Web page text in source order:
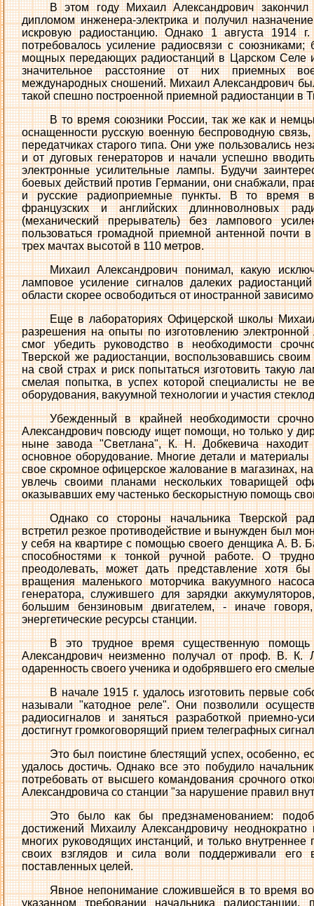
В этом году Михаил Александрович закончил
дипломом инженера-электрика и получил
искровую радиостанцию. Однако 1 августа 1914
потребовалось усиление радиосвязи с союзниками;
мощных передающих радиостанций в Царском Селе
значительное расстояние от них приемных
международных сношений. Михаил Александрович
такой спешно построенной приемной радиостанции в
В то время союзники России, так же как и
оснащенности русскую военную беспроводную
передатчиках старого типа. Они уже пользовались
и от дуговых генераторов и начали успешно
электронные усилительные лампы. Будучи
боевых действий против Германии, они снабжали,
и русские радиоприемные пункты. В то время
французских и английских длинноволновых
(механический прерыватель) без лампового
пользоваться громадной приемной антенной почти
трех мачтах высотой в 110 метров.
Михаил Александрович понимал, какую
ламповое усиление сигналов далеких
области скорее освободиться от иностранной
Еще в лабораториях Офицерской школы
разрешения на опыты по изготовлению
смог убедить руководство в необходимости
Тверской же радиостанции, воспользовавшись
на свой страх и риск попытаться изготовить такую
смелая попытка, в успех которой специалисты не
оборудования, вакуумной технологии и участия
Убежденный в крайней необходимости
Александрович повсюду ищет помощи, но только у
ныне завода "Светлана", К. Н. Добкевича находит
основное оборудование. Многие детали и
свое скромное офицерское жалование в магазинах,
увлечь своими планами нескольких товарищей
оказывавших ему частенько бескорыстную помощь
Однако со стороны начальника Тверской
встретил резкое противодействие и вынужден был
у себя на квартире с помощью своего денщика А. В.
способностями к тонкой ручной работе. О
преодолевать, может дать представление хотя
вращения маленького моторчика вакуумного
генератора, служившего для зарядки
большим бензиновым двигателем, - иначе
энергетические ресурсы станции.
В это трудное время существенную
Александрович неизменно получал от проф. В. К.
одаренность своего ученика и одобрявшего его
В начале 1915 г. удалось изготовить первые
называли "катодное реле". Они позволили
радиосигналов и заняться разработкой приемно-
достигнут громкоговорящий прием телеграфных
Это был поистине блестящий успех, особенно,
удалось достичь. Однако все это побудило
потребовать от высшего командования срочного
Александровича со станции "за нарушение правил
Это было как бы предзнаменованием:
достижений Михаилу Александровичу неоднократно
многих руководящих инстанций, и только внутреннее
своих взглядов и сила воли поддерживали его
поставленных целей.
Явное непонимание сложившейся в то время
указанном требовании начальника радиостанции,